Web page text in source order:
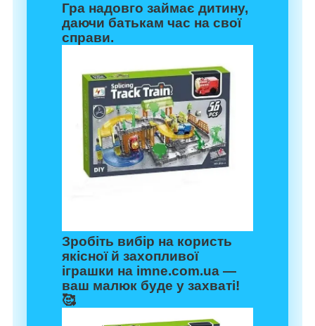
Гра надовго займає дитину,
даючи батькам час на свої
справи.
Зробіть вибір на користь
якісної й захопливої
іграшки на imne.com.ua —
ваш малюк буде у захваті!
🥰